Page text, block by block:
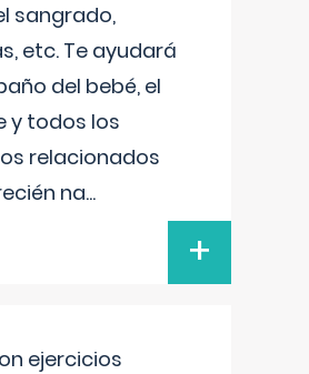
sangrado,
etc. Te ayudará
del bebé, el
y todos los
relacionados
na...
+
ejercicios